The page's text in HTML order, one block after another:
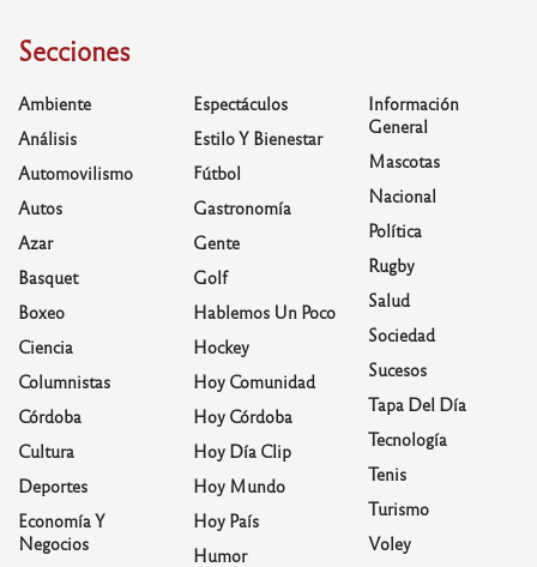
Secciones
Ambiente
Análisis
Automovilismo
Autos
Azar
Basquet
Boxeo
Ciencia
Columnistas
Córdoba
Cultura
Deportes
Economía Y
Negocios
Espectáculos
Estilo Y Bienestar
Fútbol
Gastronomía
Gente
Golf
Hablemos Un Poco
Hockey
Hoy Comunidad
Hoy Córdoba
Hoy Día Clip
Hoy Mundo
Hoy País
Humor
Información
General
Mascotas
Nacional
Política
Rugby
Salud
Sociedad
Sucesos
Tapa Del Día
Tecnología
Tenis
Turismo
Voley